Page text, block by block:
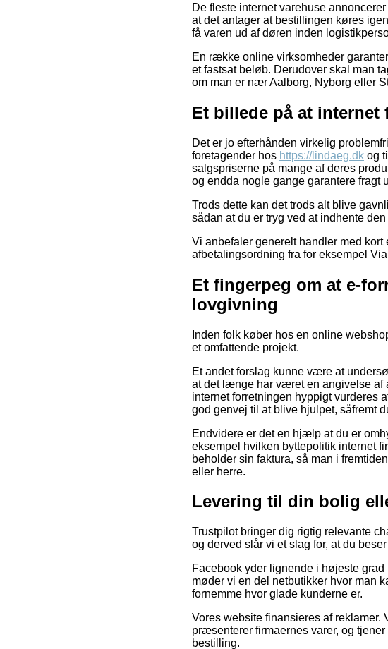
De fleste internet varehuse
at det antager at bestillingen køres
få varen ud af døren inden
En række online virksomheder
et fastsat beløb. Derudover skal man
om man er nær Aalborg, Nyborg eller
Et billede på at internet
Det er jo efterhånden virkelig
foretagender hos https://lindaeg.dk og
salgspriserne på mange af deres
og endda nogle gange garantere fragt
Trods dette kan det trods alt blive
sådan at du er tryg ved at indhente
Vi anbefaler generelt handler med
afbetalingsordning fra for eksempel
Et fingerpeg om at e-
lovgivning
Inden folk køber hos en online
et omfattende projekt.
Et andet forslag kunne være at
at det længe har været en angivelse af
internet forretningen hyppigt vurderes
god genvej til at blive hjulpet, såfremt
Endvidere er det en hjælp at du er
eksempel hvilken byttepolitik internet
beholder sin faktura, så man i
eller herre.
Levering til din bolig
Trustpilot bringer dig rigtig relevante
og derved slår vi et slag for, at du
Facebook yder lignende i højeste
møder vi en del netbutikker hvor man
fornemme hvor glade kunderne er.
Vores website finansieres af
præsenterer firmaernes varer, og
bestilling.